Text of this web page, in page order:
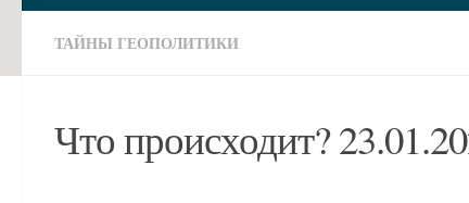
ТАЙНЫ ГЕОПОЛИТИКИ
Что происходит?